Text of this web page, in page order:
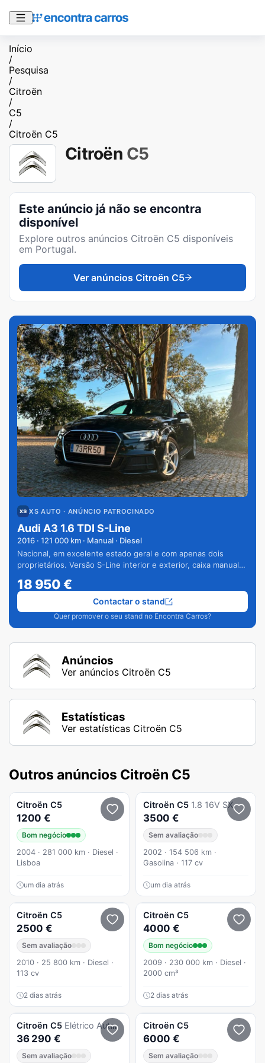
Início
/
Pesquisa
/
Citroën
/
C5
/
Citroën C5
Citroën C5
Este anúncio já não se encontra
disponível
Explore outros anúncios Citroën C5 disponíveis
em Portugal.
Ver anúncios Citroën C5
XS AUTO · ANÚNCIO PATROCINADO
Audi A3 1.6 TDI S-Line
2016 · 121 000 km · Manual · Diesel
Nacional, em excelente estado geral e com apenas dois
proprietários. Versão S-Line interior e exterior, caixa manual
18 950€
Quer promover o seu stand no Encontra Carros?
Contactar o stand
Anúncios
Ver anúncios Citroën C5
Estatísticas
Ver estatísticas Citroën C5
Outros anúncios Citroën C5
Citroën C5
1200 €
Bom negócio
2004 · 281 000 km · Diesel ·
Lisboa
um dia atrás
Citroën C5 1.8 16V SX
3500 €
Sem avaliação
2002 · 154 506 km ·
Gasolina · 117 cv
um dia atrás
Citroën C5
2500 €
Sem avaliação
2010 · 25 800 km · Diesel ·
113 cv
2 dias atrás
Citroën C5
4000 €
Bom negócio
2009 · 230 000 km · Diesel ·
2000 cm³
2 dias atrás
Citroën C5 Elétrico Autonomia Longa Auto Max
36 290 €
Sem avaliação
Citroën C5
6000 €
Sem avaliação